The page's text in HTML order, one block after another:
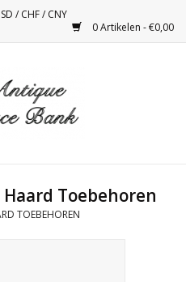
/CHF/CNY
0 Artikelen - €0,00
Toebehoren
TOEBEHOREN